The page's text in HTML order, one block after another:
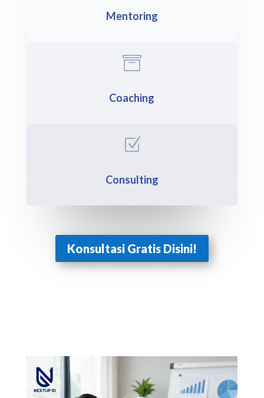
Mentoring

Coaching
Z
Consulting
Konsultasi Gratis Disini!